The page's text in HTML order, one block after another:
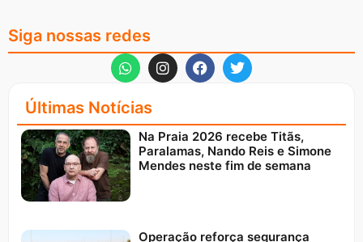
Siga nossas redes
Últimas Notícias
Na Praia 2026 recebe Titãs,
Paralamas, Nando Reis e Simone
Mendes neste fim de semana
Operação reforça segurança